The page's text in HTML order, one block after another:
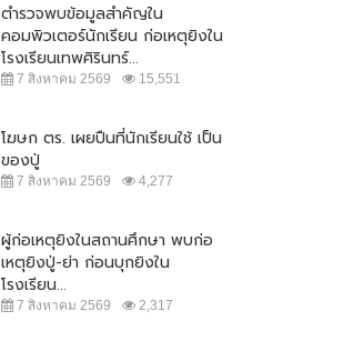
ตำรวจพบข้อมูลสำคัญใน
คอมพิวเตอร์นักเรียน ก่อเหตุยิงใน
โรงเรียนเทพศิรินทร์...
7 สิงหาคม 2569 15,551
โฆษก ตร. เผยปืนที่นักเรียนใช้ เป็น
ของปู่
7 สิงหาคม 2569 4,277
ผู้ก่อเหตุยิงในสถานศึกษา พบก่อ
เหตุยิงปู่-ย่า ก่อนบุกยิงใน
โรงเรียน...
7 สิงหาคม 2569 2,317